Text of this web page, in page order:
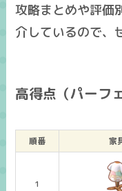
攻略まとめや評価
介しているので、
高得点（パーフ
順番 家
1